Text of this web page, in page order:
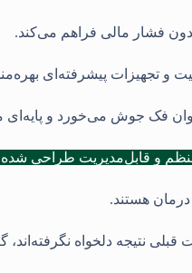
فشار مالی فراهم می‌کند.
و تجهیزات پیشرفته‌ای
فک جوش می‌خورد و
منظم و قابل‌مدیریت طراحی
درمان هستند.
قبلی نتیجه دلخواه